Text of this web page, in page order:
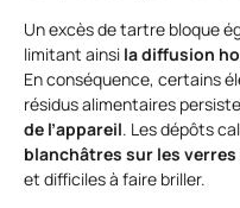
Un excès de tartre bloque
limitant ainsi la diffusion
En conséquence, certains
résidus alimentaires
de l’appareil. Les dépôts
blanchâtres sur les
et difficiles à faire briller.